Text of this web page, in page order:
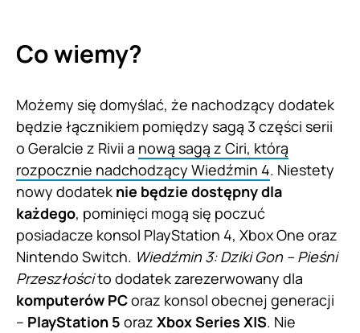
Co wiemy?
Możemy się domyślać, że nachodzący dodatek
będzie łącznikiem pomiędzy sagą 3 części serii
o Geralcie z Rivii a nową sagą z Ciri, którą
rozpocznie nadchodzący Wiedźmin 4. Niestety
nowy dodatek nie będzie dostępny dla
każdego, pominięci mogą się poczuć
posiadacze konsol PlayStation 4, Xbox One oraz
Nintendo Switch. Wiedźmin 3: Dziki Gon – Pieśni
Przeszłościto dodatek zarezerwowany dla
komputerów PCoraz konsol obecnej generacji
– PlayStation 5 oraz Xbox Series X|S. Nie